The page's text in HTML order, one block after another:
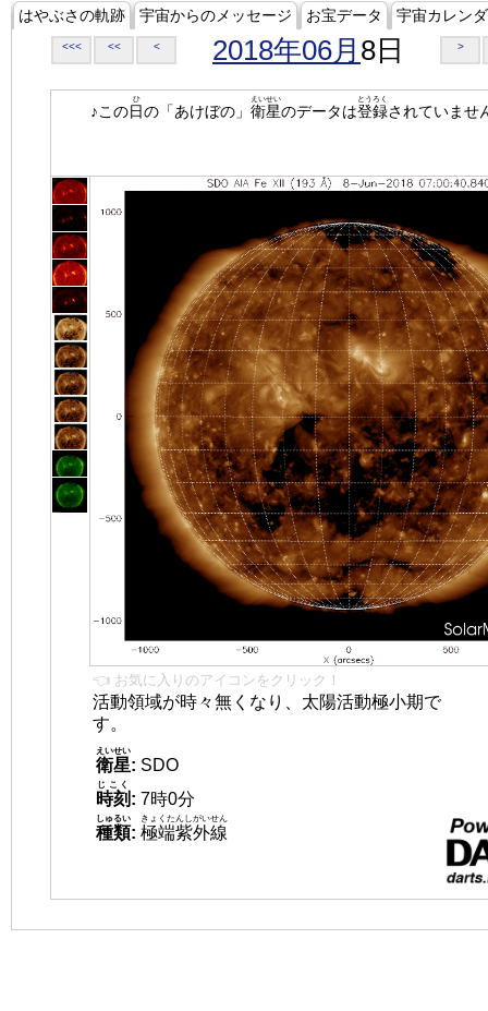
はやぶさの軌跡 宇宙からのメッセージ お宝データ 宇宙カレン
<<< << < 2018年06月 8日 >
♪この日
ひ
の「あけぼの」 衛星
えいせい
のデータは登録
とうろく
されていませ
👈 お気に入りのアイコンをクリック！
活動領域が時々無くなり、太陽活動極小期で
す。
衛星
えいせい
: SDO
時刻
じこく
: 7時0分
種類
しゅるい
: 極端紫外線
きょくたんしがいせん